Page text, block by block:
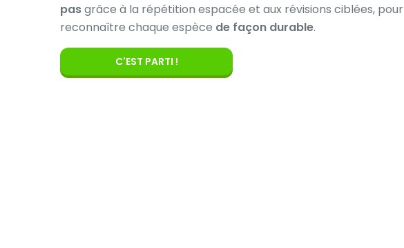
pasgrâce à la répétition espacée et aux révisions ciblées, pour
reconnaître chaque espèce de façon durable.
C'EST PARTI !